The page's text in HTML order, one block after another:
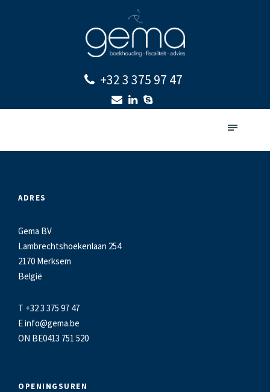
+32 3 375 97 47
ADRES
Gema BV
Lambrechtshoekenlaan 254
2170 Merksem
België
T +32 3 375 97 47
Einfo@gema.be
ON BE0413 751 520
OPENINGSUREN